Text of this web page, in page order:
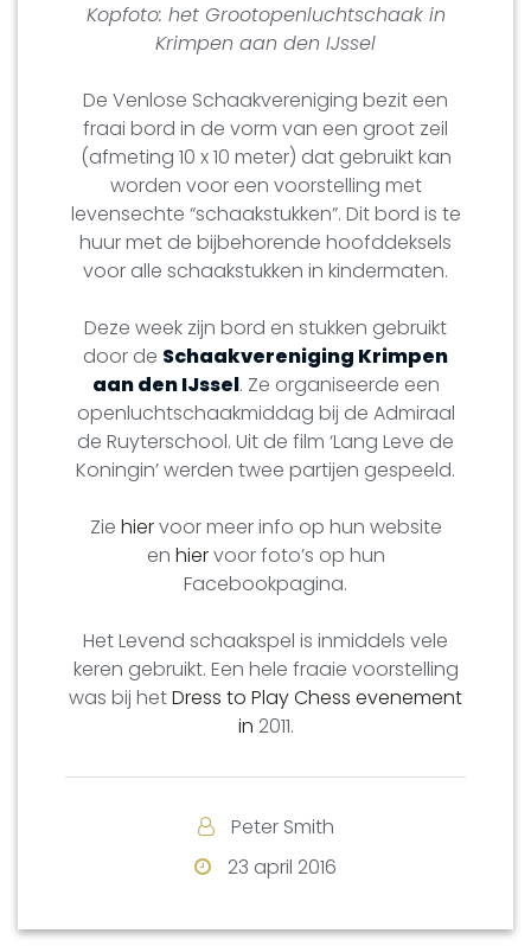
Kopfoto: het Grootopenluchtschaak in
Krimpen aan den IJssel
De Venlose Schaakvereniging bezit een
fraai bord in de vorm van een groot zeil
(afmeting 10 x 10 meter) dat gebruikt kan
worden voor een voorstelling met
levensechte “schaakstukken”. Dit bord is te
huur met de bijbehorende hoofddeksels
voor alle schaakstukken in kindermaten.
Deze week zijn bord en stukken gebruikt
door de Schaakvereniging Krimpen
aan den IJssel. Ze organiseerde een
openluchtschaakmiddag bij de Admiraal
de Ruyterschool. Uit de film ‘Lang Leve de
Koningin’ werden twee partijen gespeeld.
Zie hiervoor meer info op hun website
en hiervoor foto’s op hun
Facebookpagina.
Het Levend schaakspel is inmiddels vele
keren gebruikt. Een hele fraaie voorstelling
was bij hetDress to Play Chess evenement
in 2011.
Peter Smith
23 april 2016